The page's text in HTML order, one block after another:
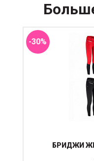
-30%
Хорошо
полиэстера
БРИДЖИ